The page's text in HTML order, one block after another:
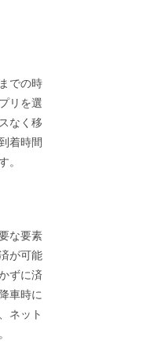
での時
リを選
なく移
着時間
。
な要素
が可能
ずに済
車時に
ネット